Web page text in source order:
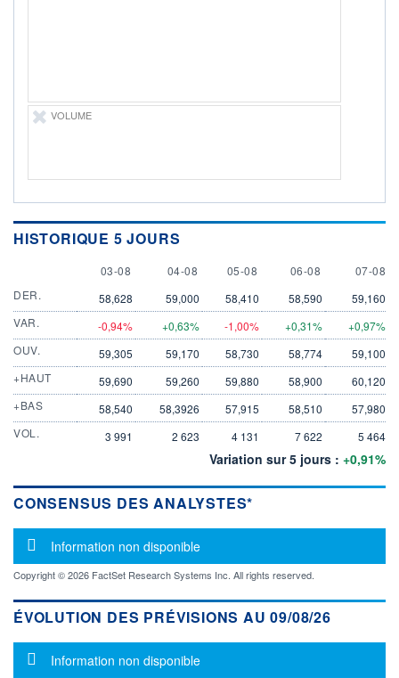
DERNIER
ÉCHANGE
Non éligible
VOLUME
HISTORIQUE 5 JOURS
3 AUGUST
03-08 4 AUGUST
04-08 5 AUGUST
05-08 6 AUGUST
06-08 7
07-08
DER.
58,628 59,000 58,410 58,590
59,160
VAR.
-0,94% +0,63% -1,00% +0,31%
+0,97%
OUV.
59,305 59,170 58,730 58,774
59,100
+HAUT
59,690 59,260 59,880 58,900
60,120
+BAS
58,540 58,3926 57,915 58,510
57,980
VOL.
3 991 2 623 4 131 7 622 5 464
Variation sur 5 jours : +0,91%
CONSENSUS DES ANALYSTES*
Message d'information
Information non disponible
Copyright © 2026 FactSet Research Systems Inc. All rights reserved.
ÉVOLUTION DES PRÉVISIONS AU 09/08/26
Message d'information
Information non disponible